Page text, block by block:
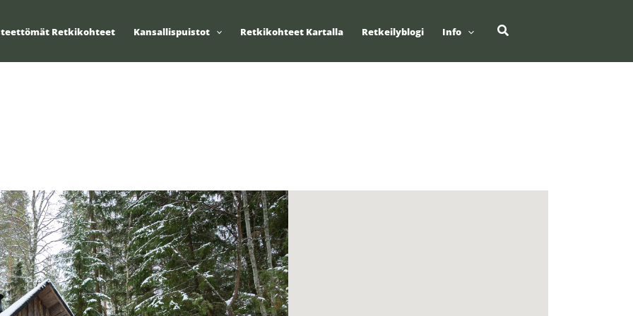
Retkikohteet Kansallispuistot Retkikohteet Kartalla Retkeilyblogi Info Hae